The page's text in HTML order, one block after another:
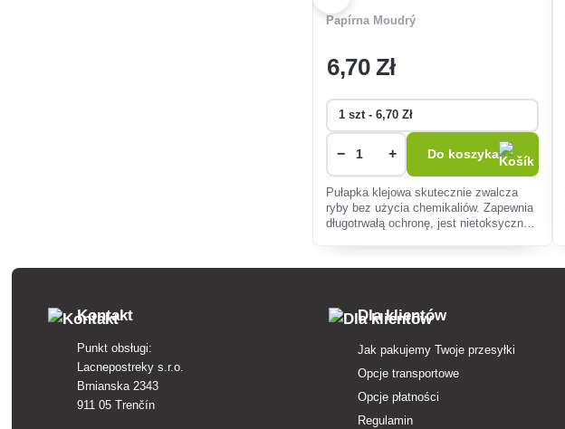
Papírna Moudrý
6,70 Zł
− + Do koszyka
Pułapka klejowa skutecznie zwalcza
ryby bez użycia chemikaliów. Zapewnia
długotrwałą ochronę, jest nietoksyczna i
Kontakt
Punkt obsługi:
Lacnepostreky s.r.o.
Brnianska 2343
911 05 Trenčín
Dla klientów
Jak pakujemy Twoje przesyłki
Opcje transportowe
Opcje płatności
Regulamin